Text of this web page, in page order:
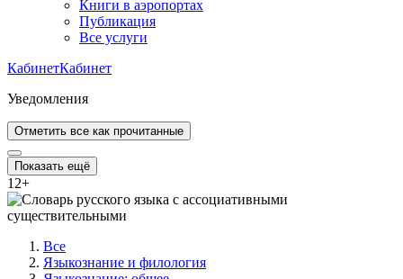
Книги в аэропортах
Публикация
Все услуги
КабинетКабинет
Уведомления
Отметить все как прочитанные
Показать ещё
12+
Все
Языкознание и филология